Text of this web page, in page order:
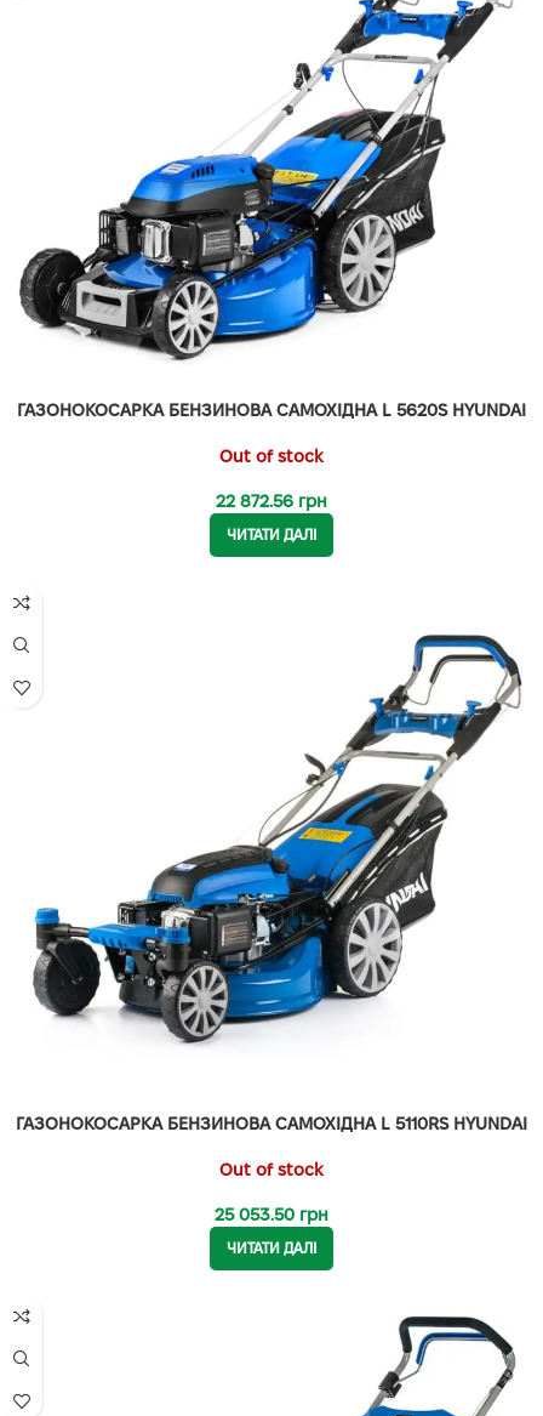
ГАЗОНОКОСАРКА БЕНЗИНОВА САМОХІДНА L 5620S HYUNDAI
Out of stock
22 872.56 грн
ЧИТАТИ ДАЛІ
ГАЗОНОКОСАРКА БЕНЗИНОВА САМОХІДНА L 5110RS HYUNDAI
Out of stock
25 053.50 грн
ЧИТАТИ ДАЛІ